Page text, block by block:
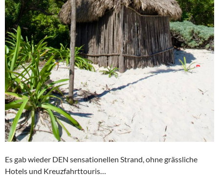
Es gab wieder DEN sensationellen Strand, ohne grässliche
Hotels und Kreuzfahrttouris…